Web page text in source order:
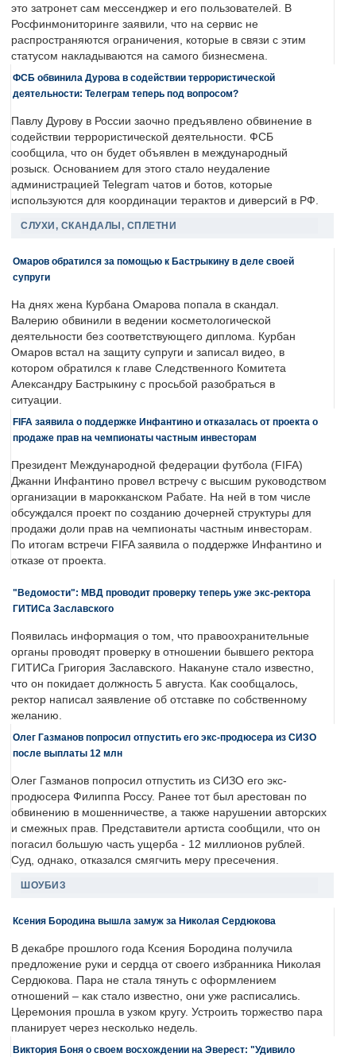
это затронет сам мессенджер и его пользователей. В
Росфинмониторинге заявили, что на сервис не
распространяются ограничения, которые в связи с этим
статусом накладываются на самого бизнесмена.
ФСБ обвинила Дурова в содействии террористической
деятельности: Телеграм теперь под вопросом?
Павлу Дурову в России заочно предъявлено обвинение в
содействии террористической деятельности. ФСБ
сообщила, что он будет объявлен в международный
розыск. Основанием для этого стало неудаление
администрацией Telegram чатов и ботов, которые
используются для координации терактов и диверсий в РФ.
СЛУХИ, СКАНДАЛЫ, СПЛЕТНИ
Омаров обратился за помощью к Бастрыкину в деле своей
супруги
На днях жена Курбана Омарова попала в скандал.
Валерию обвинили в ведении косметологической
деятельности без соответствующего диплома. Курбан
Омаров встал на защиту супруги и записал видео, в
котором обратился к главе Следственного Комитета
Александру Бастрыкину с просьбой разобраться в
ситуации.
FIFA заявила о поддержке Инфантино и отказалась от проекта о
продаже прав на чемпионаты частным инвесторам
Президент Международной федерации футбола (FIFA)
Джанни Инфантино провел встречу с высшим руководством
организации в марокканском Рабате. На ней в том числе
обсуждался проект по созданию дочерней структуры для
продажи доли прав на чемпионаты частным инвесторам.
По итогам встречи FIFA заявила о поддержке Инфантино и
отказе от проекта.
"Ведомости": МВД проводит проверку теперь уже экс-ректора
ГИТИСа Заславского
Появилась информация о том, что правоохранительные
органы проводят проверку в отношении бывшего ректора
ГИТИСа Григория Заславского. Накануне стало известно,
что он покидает должность 5 августа. Как сообщалось,
ректор написал заявление об отставке по собственному
желанию.
Олег Газманов попросил отпустить его экс-продюсера из СИЗО
после выплаты 12 млн
Олег Газманов попросил отпустить из СИЗО его экс-
продюсера Филиппа Россу. Ранее тот был арестован по
обвинению в мошенничестве, а также нарушении авторских
и смежных прав. Представители артиста сообщили, что он
погасил большую часть ущерба - 12 миллионов рублей.
Суд, однако, отказался смягчить меру пресечения.
ШОУБИЗ
Ксения Бородина вышла замуж за Николая Сердюкова
В декабре прошлого года Ксения Бородина получила
предложение руки и сердца от своего избранника Николая
Сердюкова. Пара не стала тянуть с оформлением
отношений – как стало известно, они уже расписались.
Церемония прошла в узком кругу. Устроить торжество пара
планирует через несколько недель.
Виктория Боня о своем восхождении на Эверест: "Удивило